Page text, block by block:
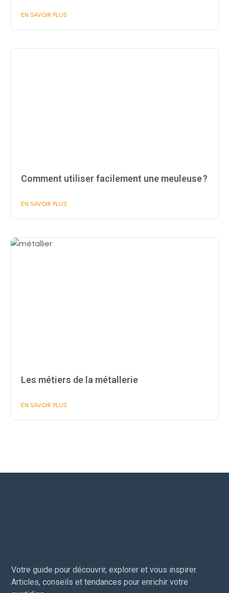
EN SAVOIR PLUS
Comment utiliser facilement une meuleuse ?
EN SAVOIR PLUS
Les métiers de la métallerie
EN SAVOIR PLUS
quotidien.
Derniers articles